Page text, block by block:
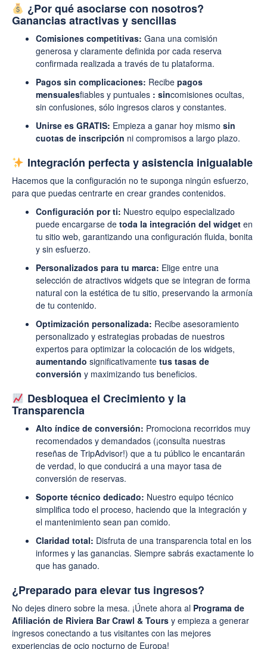
¿Por qué asociarse con nosotros?
Ganancias atractivas y sencillas
Comisiones competitivas: Gana una comisión
generosa y claramente definida por cada reserva
confirmada realizada a través de tu plataforma.
Pagos sin complicaciones: Recibe pagos
mensualesfiables y puntuales : sincomisiones ocultas,
sin confusiones, sólo ingresos claros y constantes.
Unirse es GRATIS: Empieza a ganar hoy mismo sin
cuotas de inscripción ni compromisos a largo plazo.
Integración perfecta y asistencia inigualable
Hacemos que la configuración no te suponga ningún esfuerzo,
para que puedas centrarte en crear grandes contenidos.
Configuración por ti: Nuestro equipo especializado
puede encargarse de toda la integración del widget en
tu sitio web, garantizando una configuración fluida, bonita
y sin esfuerzo.
Personalizados para tu marca: Elige entre una
selección de atractivos widgets que se integran de forma
natural con la estética de tu sitio, preservando la armonía
de tu contenido.
Optimización personalizada: Recibe asesoramiento
personalizado y estrategias probadas de nuestros
expertos para optimizar la colocación de los widgets,
aumentando significativamente tus tasas de
conversión y maximizando tus beneficios.
Desbloquea el Crecimiento y la
Transparencia
Alto índice de conversión: Promociona recorridos muy
recomendados y demandados (¡consulta nuestras
reseñas de TripAdvisor!) que a tu público le encantarán
de verdad, lo que conducirá a una mayor tasa de
conversión de reservas.
Soporte técnico dedicado: Nuestro equipo técnico
simplifica todo el proceso, haciendo que la integración y
el mantenimiento sean pan comido.
Claridad total: Disfruta de una transparencia total en los
informes y las ganancias. Siempre sabrás exactamente lo
que has ganado.
¿Preparado para elevar tus ingresos?
No dejes dinero sobre la mesa. ¡Únete ahora al Programa de
Afiliación de Riviera Bar Crawl & Tours y empieza a generar
ingresos conectando a tus visitantes con las mejores
experiencias de ocio nocturno de Europa!